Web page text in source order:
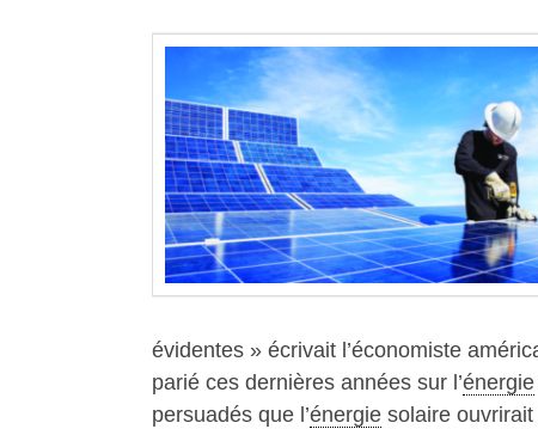
évidentes » écrivait l’économiste
parié ces dernières années sur l’énergie
persuadés que l’énergie solaire